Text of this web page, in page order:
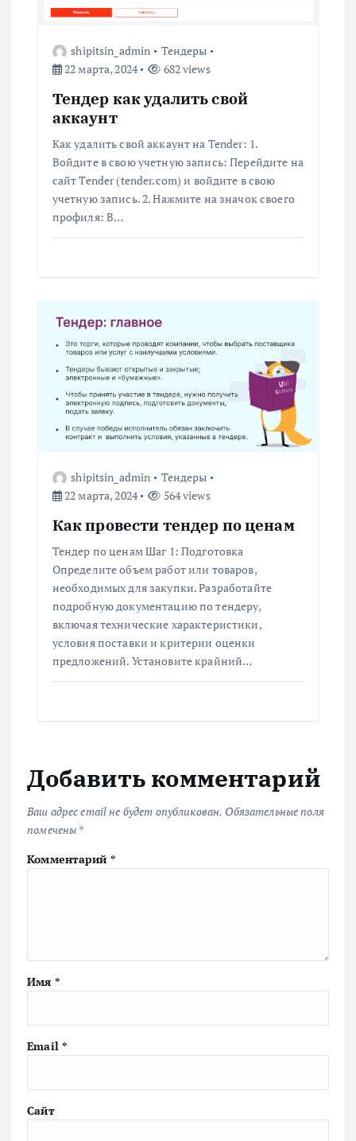
shipitsin_admin
Тендеры
22 марта, 2024
682 views
Тендер как удалить свой
аккаунт
Как удалить свой аккаунт на Tender: 1.
Войдите в свою учетную запись: Перейдите на
сайт Tender (tender.com) и войдите в свою
учетную запись. 2. Нажмите на значок своего
профиля: В…
shipitsin_admin
Тендеры
22 марта, 2024
564 views
Как провести тендер по ценам
Тендер по ценам Шаг 1: Подготовка
Определите объем работ или товаров,
необходимых для закупки. Разработайте
подробную документацию по тендеру,
включая технические характеристики,
условия поставки и критерии оценки
предложений. Установите крайний…
Добавить комментарий
Ваш адрес email не будет опубликован. Обязательные поля
помечены *
Комментарий *
Имя *
Email *
Сайт